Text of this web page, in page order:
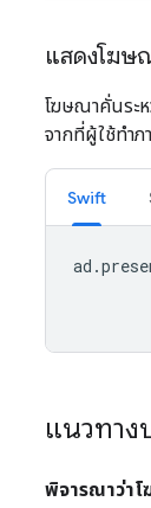
แสดงโฆษ
โฆษณาคั่นระ
จากที่ผู้ใช้ทำภ
Swift
ad .
แนวทา
พิจารณาว่าโ